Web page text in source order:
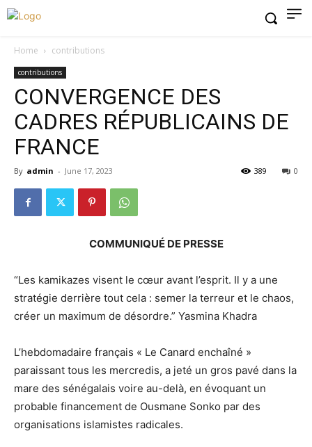
Home contributions
contributions
CONVERGENCE DES
CADRES RÉPUBLICAINS DE
FRANCE
By admin - June 17, 2023 0
389
COMMUNIQUÉ DE PRESSE
“Les kamikazes visent le cœur avant l’esprit. Il y a une
stratégie derrière tout cela : semer la terreur et le chaos,
créer un maximum de désordre.” Yasmina Khadra
L’hebdomadaire français « Le Canard enchaîné »
paraissant tous les mercredis, a jeté un gros pavé dans la
mare des sénégalais voire au-delà, en évoquant un
probable financement de Ousmane Sonko par des
organisations islamistes radicales.